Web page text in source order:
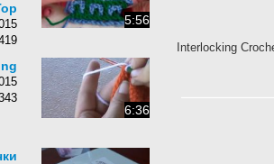
Interlocking
5:56
Top
1419 مشاهده
6:36
1343 مشاهده